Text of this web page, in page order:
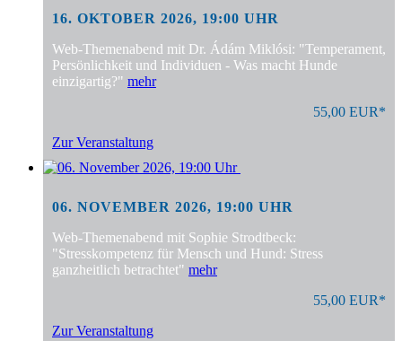
16. OKTOBER 2026, 19:00 UHR
Web-Themenabend mit Dr. Ádám Miklósi: "Temperament,
Persönlichkeit und Individuen - Was macht Hunde
einzigartig?" mehr
55,00 EUR*
Zur Veranstaltung
06. NOVEMBER 2026, 19:00 UHR
Web-Themenabend mit Sophie Strodtbeck:
"Stresskompetenz für Mensch und Hund: Stress
ganzheitlich betrachtet" mehr
55,00 EUR*
Zur Veranstaltung